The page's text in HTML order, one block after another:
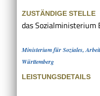
ZUSTÄNDIGE STELLE
das
Ministerium für Soziales,
Württemberg
LEISTUNGSDETAILS